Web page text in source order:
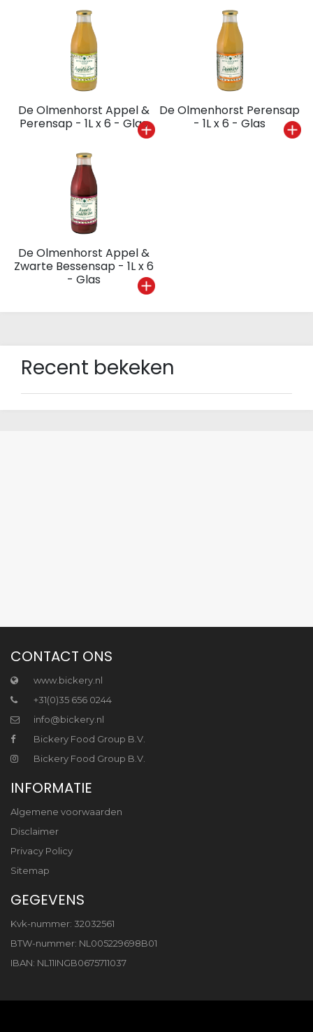
De Olmenhorst Appel &
Perensap - 1L x 6 - Glas
De Olmenhorst Perensap
- 1L x 6 - Glas
De Olmenhorst Appel &
Zwarte Bessensap - 1L x 6
- Glas
Recent bekeken
CONTACT ONS
www.bickery.nl
+31(0)35 656 0244
info@bickery.nl
Bickery Food Group B.V.
Bickery Food Group B.V.
INFORMATIE
Algemene voorwaarden
Disclaimer
Privacy Policy
Sitemap
GEGEVENS
Kvk-nummer: 32032561
BTW-nummer: NL005229698B01
IBAN: NL11INGB0675711037